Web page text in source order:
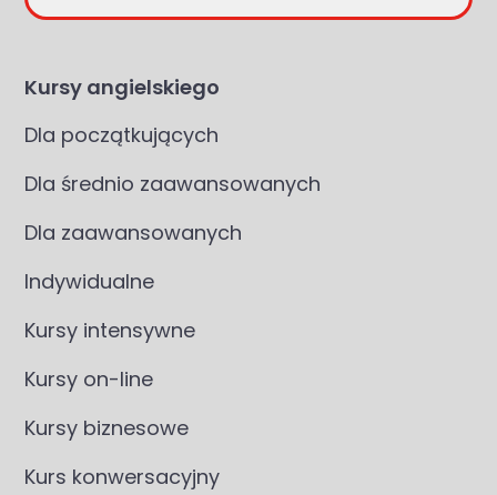
Kursy angielskiego
Dla początkujących
Dla średnio zaawansowanych
Dla zaawansowanych
Indywidualne
Kursy intensywne
Kursy on-line
Kursy biznesowe
Kurs konwersacyjny